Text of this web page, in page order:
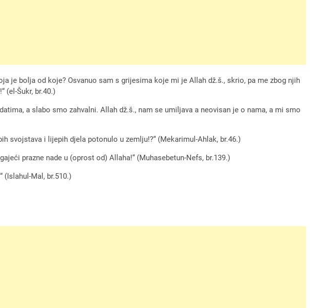
je bolja od koje? Osvanuo sam s grijesima koje mi je Allah dž.š., skrio, pa me zbog njih
(el-Šukr, br.40.)
a slabo smo zahvalni. Allah dž.š., nam se umiljava a neovisan je o nama, a mi smo
svojstava i lijepih djela potonulo u zemlju!?“ (Mekarimul-Ahlak, br.46.)
prazne nade u (oprost od) Allaha!“ (Muhasebetun-Nefs, br.139.)
(Islahul-Mal, br.510.)